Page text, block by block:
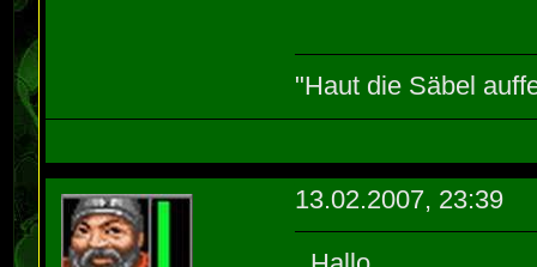
"Haut die Säbel
13.02.2007, 23:39